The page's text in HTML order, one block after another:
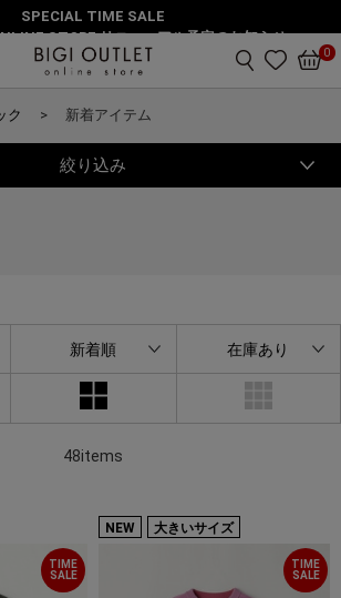
SPECIAL TIME SALE
STORE リニューアル予定のお知らせ
0
ク 新着アイテム
絞り込み
48items
新着順 在庫あり
TIME
SALE
NEW 大きいサイズ
TIME
SALE